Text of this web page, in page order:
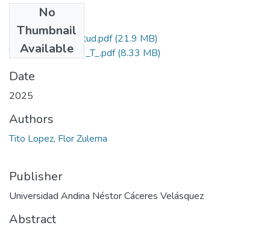
No
Thumbnail
Available
Grado de Similitud.pdf(21.9 MB)
T036_48448647_T_.pdf(8.33 MB)
Date
2025
Authors
Tito Lopez, Flor Zulema
Publisher
Universidad Andina Néstor Cáceres Velásquez
Abstract